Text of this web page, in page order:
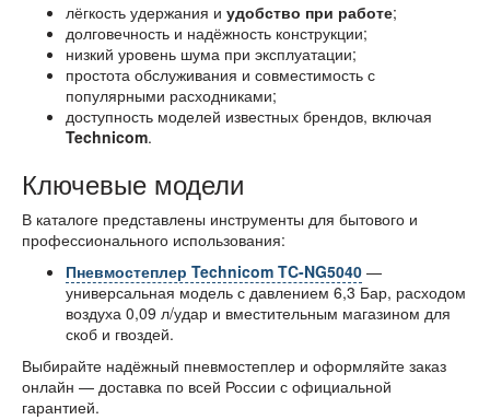
лёгкость удержания и удобство при работе;
долговечность и надёжность конструкции;
низкий уровень шума при эксплуатации;
простота обслуживания и совместимость с
популярными расходниками;
доступность моделей известных брендов, включая
Technicom.
Ключевые модели
В каталоге представлены инструменты для бытового и
профессионального использования:
Пневмостеплер Technicom TC-NG5040 —
универсальная модель с давлением 6,3 Бар, расходом
воздуха 0,09 л/удар и вместительным магазином для
скоб и гвоздей.
Выбирайте надёжный пневмостеплер и оформляйте заказ
онлайн — доставка по всей России с официальной
гарантией.